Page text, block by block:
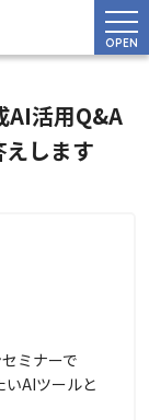
OPEN
AI活用Q&A
します
ミナーで
AIツールと